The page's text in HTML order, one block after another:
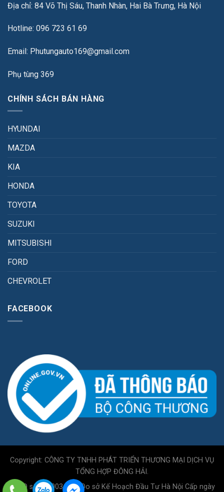
Địa chỉ: 84 Võ Thị Sáu, Thanh Nhàn, Hai Bà Trưng, Hà Nội
Hotline: 096 723 61 69
Email: Phutungauto169@gmail.com
Phụ tùng 369
CHÍNH SÁCH BÁN HÀNG
HYUNDAI
MAZDA
KIA
HONDA
TOYOTA
SUZUKI
MITSUBISHI
FORD
CHEVROLET
FACEBOOK
Copyright: CÔNG TY TNHH PHÁT TRIỂN THƯƠNG MẠI DỊCH VỤ
TỔNG HỢP ĐÔNG HẢI.
GPKD số 0110034717 Do sở Kế Hoạch Đầu Tư Hà Nội Cấp ngày